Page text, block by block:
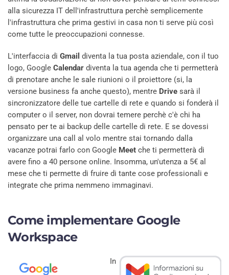
alla sicurezza IT dell'infrastruttura perchè semplicemente
l'infrastruttura che prima gestivi in casa non ti serve più così
come tutte le preoccupazioni connesse.
L'interfaccia di Gmail diventa la tua posta aziendale, con il tuo
logo, Google Calendar diventa la tua agenda che ti permetterà
di prenotare anche le sale riunioni o il proiettore (si, la
versione business fa anche questo), mentre Drive sarà il
sincronizzatore delle tue cartelle di rete e quando si fonderà il
computer o il server, non dovrai temere perchè c'è chi ha
pensato per te ai backup delle cartelle di rete. E se dovessi
organizzare una call al volo mentre stai tornando dalla
vacanze potrai farlo con Google Meet che ti permetterà di
avere fino a 40 persone online. Insomma, un'utenza a 5€ al
mese che ti permette di fruire di tante cose professionali e
integrate che prima nemmeno immaginavi.
Come implementare Google
Workspace
In